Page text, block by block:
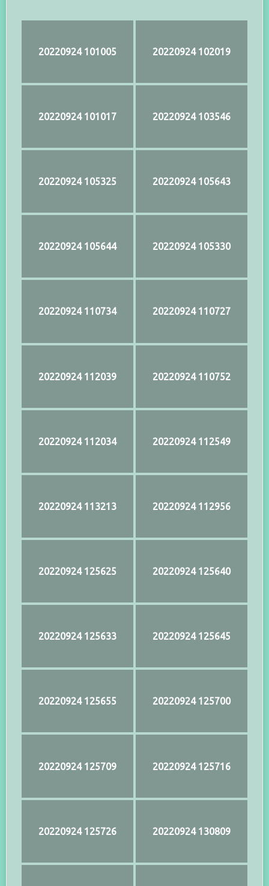
20220924 101005 20220924 102019
20220924 101017 20220924 103546
20220924 105325 20220924 105643
20220924 105644 20220924 105330
20220924 110734 20220924 110727
20220924 112039 20220924 110752
20220924 112034 20220924 112549
20220924 113213 20220924 112956
20220924 125625 20220924 125640
20220924 125633 20220924 125645
20220924 125655 20220924 125700
20220924 125709 20220924 125716
20220924 125726 20220924 130809